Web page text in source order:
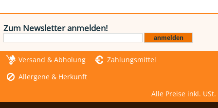
Zum Newsletter anmelden!
Versand & Abholung
Zahlungsmittel
Allergene & Herkunft
Alle Preise inkl. USt.